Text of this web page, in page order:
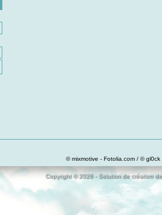
© mixmotive - Fotolia.com / ©
Copyright © 2026 - Solution de création